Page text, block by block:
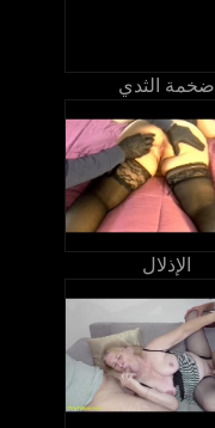
ضخمة الثدي
الإذلال